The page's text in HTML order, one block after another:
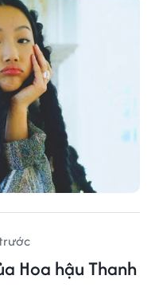
Hoa hậu Thanh